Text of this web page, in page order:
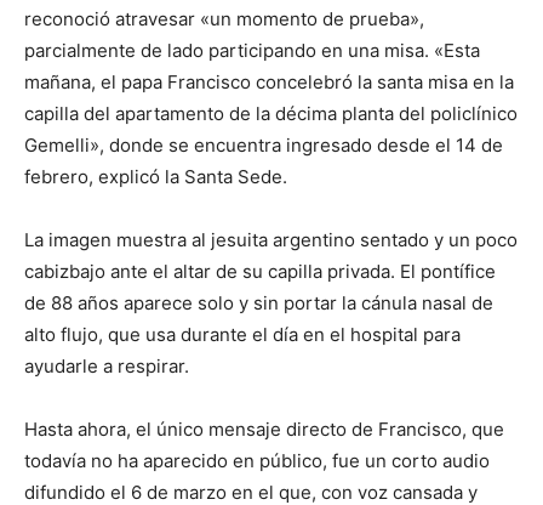
reconoció atravesar «un momento de prueba»,
parcialmente de lado participando en una misa. «Esta
mañana, el papa Francisco concelebró la santa misa en la
capilla del apartamento de la décima planta del policlínico
Gemelli», donde se encuentra ingresado desde el 14 de
febrero, explicó la Santa Sede.
La imagen muestra al jesuita argentino sentado y un poco
cabizbajo ante el altar de su capilla privada. El pontífice
de 88 años aparece solo y sin portar la cánula nasal de
alto flujo, que usa durante el día en el hospital para
ayudarle a respirar.
Hasta ahora, el único mensaje directo de Francisco, que
todavía no ha aparecido en público, fue un corto audio
difundido el 6 de marzo en el que, con voz cansada y